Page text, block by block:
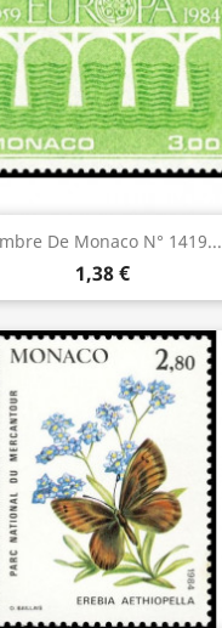
De Monaco N° 1419...
1,38 €
Aperçu rapide